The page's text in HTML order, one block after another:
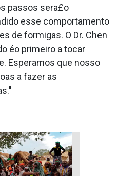
passos sera£o
esse comportamento
de formigas. O Dr. Chen
éo primeiro a tocar
Esperamos que nosso
a fazer as